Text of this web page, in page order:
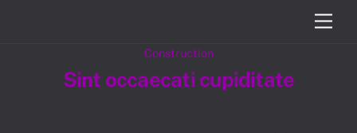
Construction
Sint occaecati cupiditate